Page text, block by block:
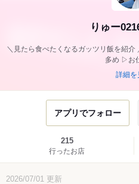
りゅー
＼見たら食べたくなるガッツリ飯を紹
多め ▷お
詳細を
アプリでフォロー
215
行ったお店
2026/07/01 更新